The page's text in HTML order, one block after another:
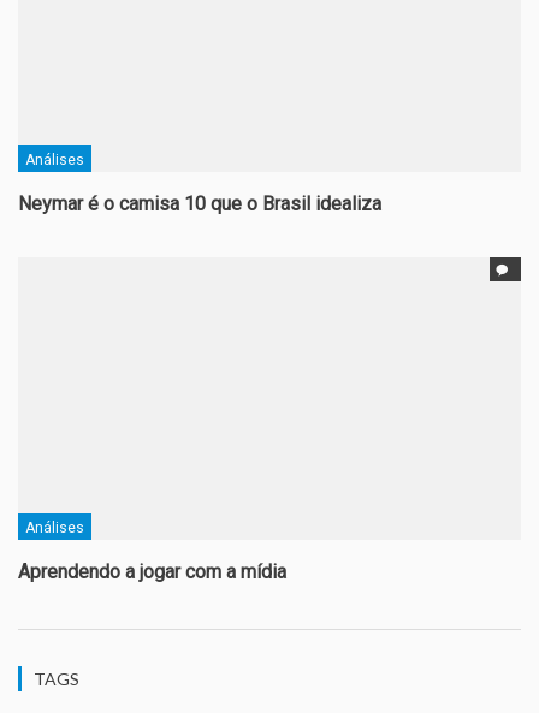
Análises
Neymar é o camisa 10 que o Brasil idealiza
Análises
Aprendendo a jogar com a mídia
TAGS